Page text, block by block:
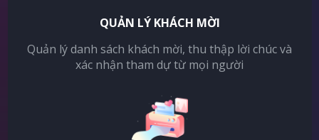
QUẢN LÝ KHÁCH MỜI
Quản lý danh sách khách mời, thu thập lời chúc và
xác nhận tham dự từ mọi người